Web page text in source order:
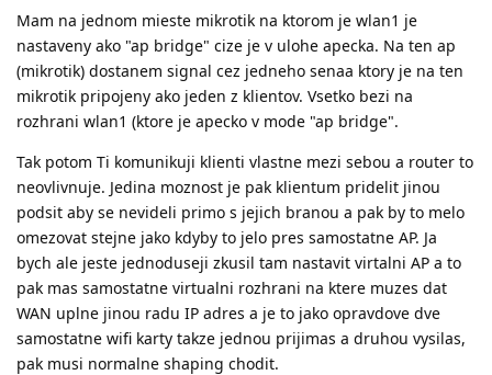
Mam na jednom mieste mikrotik na ktorom je wlan1 je
nastaveny ako "ap bridge" cize je v ulohe apecka. Na ten ap
(mikrotik) dostanem signal cez jedneho senaa ktory je na ten
mikrotik pripojeny ako jeden z klientov. Vsetko bezi na
rozhrani wlan1 (ktore je apecko v mode "ap bridge".
Tak potom Ti komunikuji klienti vlastne mezi sebou a router to
neovlivnuje. Jedina moznost je pak klientum pridelit jinou
podsit aby se nevideli primo s jejich branou a pak by to melo
omezovat stejne jako kdyby to jelo pres samostatne AP. Ja
bych ale jeste jednoduseji zkusil tam nastavit virtalni AP a to
pak mas samostatne virtualni rozhrani na ktere muzes dat
WAN uplne jinou radu IP adres a je to jako opravdove dve
samostatne wifi karty takze jednou prijimas a druhou vysilas,
pak musi normalne shaping chodit.